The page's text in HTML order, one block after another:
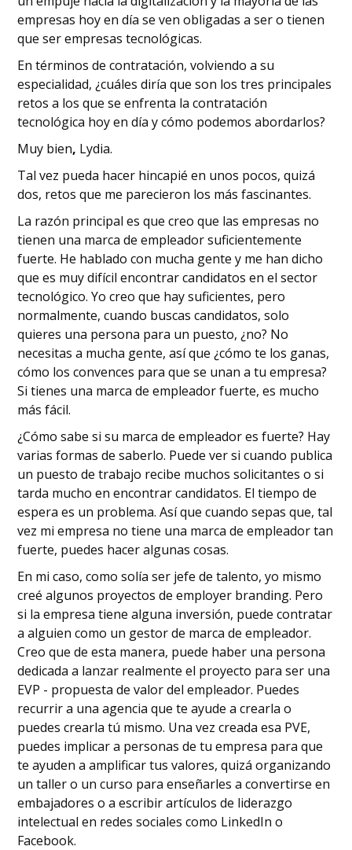
empresas hoy en día se ven obligadas a ser o tienen
que ser empresas tecnológicas.
En términos de contratación, volviendo a su
especialidad, ¿cuáles diría que son los tres principales
retos a los que se enfrenta la contratación
tecnológica hoy en día y cómo podemos abordarlos?
Muy bien, Lydia.
Tal vez pueda hacer hincapié en unos pocos, quizá
dos, retos que me parecieron los más fascinantes.
La razón principal es que creo que las empresas no
tienen una marca de empleador suficientemente
fuerte. He hablado con mucha gente y me han dicho
que es muy difícil encontrar candidatos en el sector
tecnológico. Yo creo que hay suficientes, pero
normalmente, cuando buscas candidatos, solo
quieres una persona para un puesto, ¿no? No
necesitas a mucha gente, así que ¿cómo te los ganas,
cómo los convences para que se unan a tu empresa?
Si tienes una marca de empleador fuerte, es mucho
más fácil.
¿Cómo sabe si su marca de empleador es fuerte? Hay
varias formas de saberlo. Puede ver si cuando publica
un puesto de trabajo recibe muchos solicitantes o si
tarda mucho en encontrar candidatos. El tiempo de
espera es un problema. Así que cuando sepas que, tal
vez mi empresa no tiene una marca de empleador tan
fuerte, puedes hacer algunas cosas.
En mi caso, como solía ser jefe de talento, yo mismo
creé algunos proyectos de employer branding. Pero
si la empresa tiene alguna inversión, puede contratar
a alguien como un gestor de marca de empleador.
Creo que de esta manera, puede haber una persona
dedicada a lanzar realmente el proyecto para ser una
EVP - propuesta de valor del empleador. Puedes
recurrir a una agencia que te ayude a crearla o
puedes crearla tú mismo. Una vez creada esa PVE,
puedes implicar a personas de tu empresa para que
te ayuden a amplificar tus valores, quizá organizando
un taller o un curso para enseñarles a convertirse en
embajadores o a escribir artículos de liderazgo
intelectual en redes sociales como LinkedIn o
Facebook.